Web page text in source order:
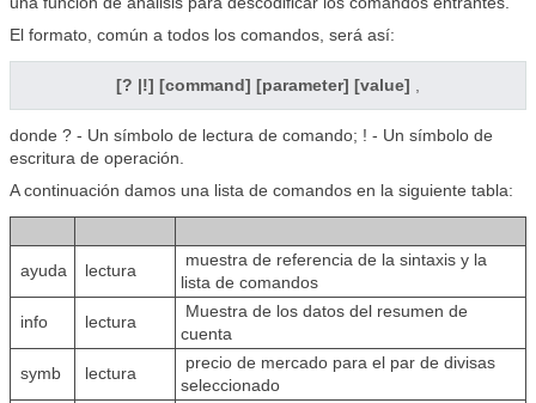
El formato, común a todos los comandos, será así:
[? |!] [command] [parameter] [value]
donde ? - Un símbolo de lectura de comando; ! - Un símbolo de
escritura de operación.
A continuación damos una lista de comandos en la siguiente tabla:
ayuda lectura
muestra de referencia de la sintaxis y la
lista de comandos
info lectura
Muestra de los datos del resumen de
cuenta
symb lectura
precio de mercado para el par de divisas
seleccionado